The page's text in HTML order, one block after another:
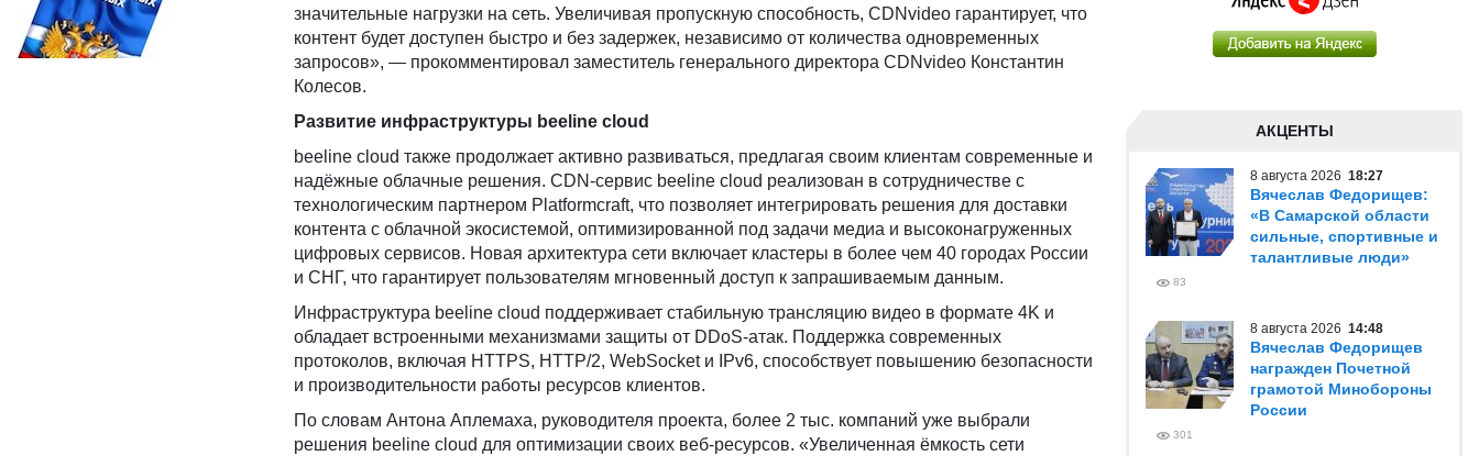
значительные нагрузки на сеть. Увеличивая пропускную способность, CDNvideo гарантирует, что
контент будет доступен быстро и без задержек, независимо от количества одновременных
запросов», — прокомментировал заместитель генерального директора CDNvideo Константин
Колесов.
Развитие инфраструктуры beeline cloud
beeline cloud также продолжает активно развиваться, предлагая своим клиентам современные и
надёжные облачные решения. CDN-сервис beeline cloud реализован в сотрудничестве с
технологическим партнером Platformcraft, что позволяет интегрировать решения для доставки
контента с облачной экосистемой, оптимизированной под задачи медиа и высоконагруженных
цифровых сервисов. Новая архитектура сети включает кластеры в более чем 40 городах России
и СНГ, что гарантирует пользователям мгновенный доступ к запрашиваемым данным.
Инфраструктура beeline cloud поддерживает стабильную трансляцию видео в формате 4K и
обладает встроенными механизмами защиты от DDoS-атак. Поддержка современных
протоколов, включая HTTPS, HTTP/2, WebSocket и IPv6, способствует повышению безопасности
и производительности работы ресурсов клиентов.
По словам Антона Аплемаха, руководителя проекта, более 2 тыс. компаний уже выбрали
решения beeline cloud для оптимизации своих веб-ресурсов. «Увеличенная ёмкость сети
АКЦЕНТЫ
8 августа 2026 18:27
Вячеслав Федорищев:
«В Самарской области
сильные, спортивные и
талантливые люди»
83
8 августа 2026 14:48
Вячеслав Федорищев
награжден Почетной
грамотой Минобороны
России
301